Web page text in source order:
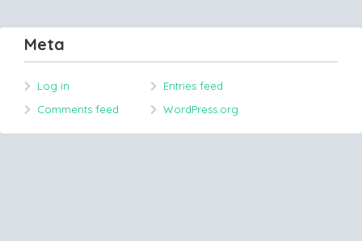
Meta
Log in
Entries feed
Comments feed
WordPress.org